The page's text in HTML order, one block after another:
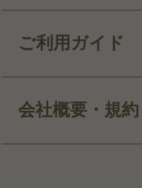
ご利用ガイド
会社概要・規約